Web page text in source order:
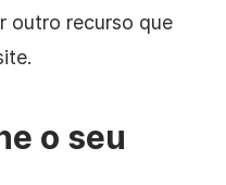
outro recurso que
o seu